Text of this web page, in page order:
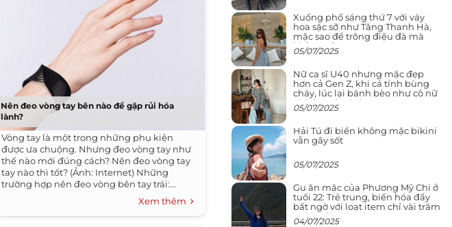
Nên đeo vòng tay bên nào để gặp rủi hóa
lành?
Vòng tay là một trong những phụ kiện
được ưa chuộng. Nhưng đeo vòng tay như
thế nào mới đúng cách? Nên đeo vòng tay
tay nào thì tốt? (Ảnh: Internet) Những
trường hợp nên đeo vòng bên tay trái:...
Xem thêm
Xuống phố sáng thứ 7 với váy
hoa sặc sỡ như Tăng Thanh Hà,
mặc sao để trông điệu đà mà
không sến
05/07/2025
Nữ ca sĩ U40 nhưng mặc đẹp
hơn cả Gen Z, khi cá tính bùng
cháy, lúc lại bánh bèo như cô nữ
chính ngôn tình
05/07/2025
Hải Tú đi biển không mặc bikini
vẫn gây sốt
05/07/2025
Gu ăn mặc của Phương Mỹ Chi ở
tuổi 22: Trẻ trung, biến hóa đầy
bất ngờ với loạt item chỉ vài trăm
nghìn đã mua được
04/07/2025